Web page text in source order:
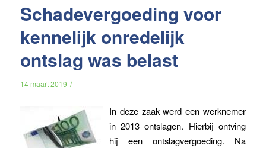
Schadevergoeding voor
kennelijk onredelijk
ontslag was belast
14 maart 2019 /
In deze zaak werd een werknemer
in 2013 ontslagen. Hierbij ontving
hij een ontslagvergoeding. Na